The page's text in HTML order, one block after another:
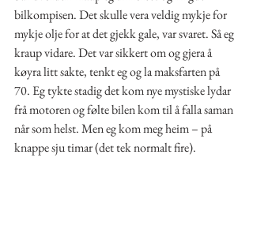
bilkompisen. Det skulle vera veldig mykje for
mykje olje for at det gjekk gale, var svaret. Så eg
kraup vidare. Det var sikkert om og gjera å
køyra litt sakte, tenkt eg og la maksfarten på
70. Eg tykte stadig det kom nye mystiske lydar
frå motoren og følte bilen kom til å falla saman
når som helst. Men eg kom meg heim – på
knappe sju timar (det tek normalt fire).